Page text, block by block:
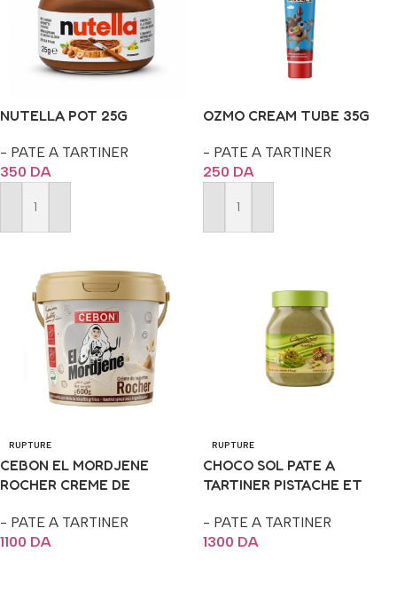
NUTELLA POT 25G
- PATE A TARTINER
350 DA
Ajouter Au Panier
OZMO CREAM TUBE 35G
- PATE A TARTINER
250 DA
Ajouter Au Panier
RUPTURE
CEBON EL MORDJENE
ROCHER CREME DE
600G
- PATE A TARTINER
1100 DA
RUPTURE
CHOCO SOL PATE A
TARTINER PISTACHE ET
- PATE A TARTINER
1300 DA